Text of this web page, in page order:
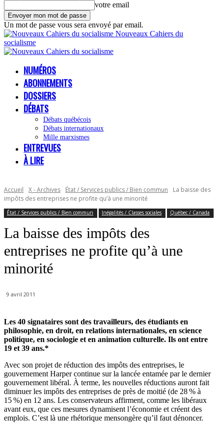
votre email
Un mot de passe vous sera envoyé par email.
Nouveaux Cahiers du
socialisme
NUMÉROS
ABONNEMENTS
DOSSIERS
DÉBATS
Débats québécois
Débats internationaux
Mille marxismes
ENTREVUES
À LIRE
Accueil X - Archives État / Services publics / Bien commun
La baisse des
impôts des entreprises ne profite qu’à une minorité
État / Services publics / Bien commun Inégalités / Classes sociales Québec / Canada
La baisse des impôts des
entreprises ne profite qu’à une
minorité
9 avril 2011
Les 40 signataires sont des travailleurs, des étudiants en
philosophie, en droit, en relations internationales, en science
politique, en sociologie et en animation culturelle. Ils ont entre
19 et 39 ans.*
Avec son projet de réduction des impôts des entreprises, le
gouvernement Harper continue sur la lancée entamée par le dernier
gouvernement libéral. À terme, les nouvelles réductions auront fait
diminuer les impôts des entreprises de près de moitié (de 28 % à
15 %) en 12 ans. Les conservateurs affirment, comme les libéraux
avant eux, que ces mesures dynamisent l’économie et créent des
emplois. C’est là une rhétorique mensongère qu’il faut dénoncer.